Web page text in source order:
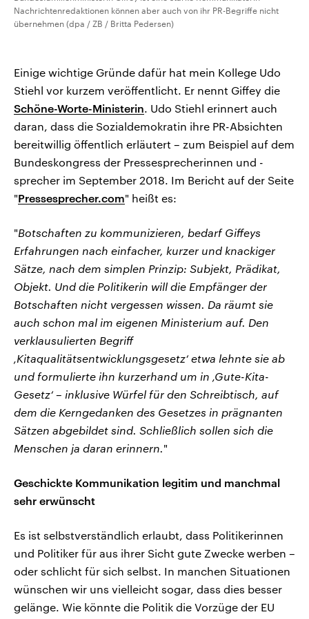
Nachrichtenredaktionen können aber auch von ihr PR-Begriffe nicht
übernehmen (dpa / ZB / Britta Pedersen)
Einige wichtige Gründe dafür hat mein Kollege Udo
Stiehl vor kurzem veröffentlicht. Er nennt Giffey die
Schöne-Worte-Ministerin. Udo Stiehl erinnert auch
daran, dass die Sozialdemokratin ihre PR-Absichten
bereitwillig öffentlich erläutert – zum Beispiel auf dem
Bundeskongress der Pressesprecherinnen und -
sprecher im September 2018. Im Bericht auf der Seite
"Pressesprecher.com" heißt es:
"Botschaften zu kommunizieren, bedarf Giffeys
Erfahrungen nach einfacher, kurzer und knackiger
Sätze, nach dem simplen Prinzip: Subjekt, Prädikat,
Objekt. Und die Politikerin will die Empfänger der
Botschaften nicht vergessen wissen. Da räumt sie
auch schon mal im eigenen Ministerium auf. Den
verklausulierten Begriff
‚Kitaqualitätsentwicklungsgesetz‘ etwa lehnte sie ab
und formulierte ihn kurzerhand um in ‚Gute-Kita-
Gesetz‘ – inklusive Würfel für den Schreibtisch, auf
dem die Kerngedanken des Gesetzes in prägnanten
Sätzen abgebildet sind. Schließlich sollen sich die
Menschen ja daran erinnern."
Geschickte Kommunikation legitim und manchmal
sehr erwünscht
Es ist selbstverständlich erlaubt, dass Politikerinnen
und Politiker für aus ihrer Sicht gute Zwecke werben –
oder schlicht für sich selbst. In manchen Situationen
wünschen wir uns vielleicht sogar, dass dies besser
gelänge. Wie könnte die Politik die Vorzüge der EU